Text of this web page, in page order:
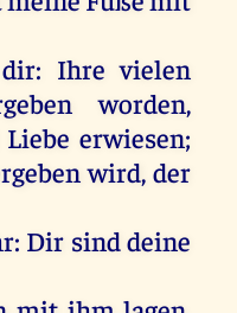
dir: Ihre vielen
worden,
Liebe erwiesen;
wird,der
: Dir sinddeine